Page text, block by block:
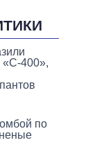
«С-400»,
по